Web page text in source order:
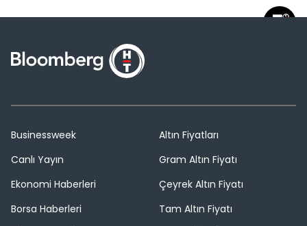
Businessweek
Canlı Yayın
Ekonomi Haberleri
Borsa Haberleri
Altın Fiyatları
Gram Altın Fiyatı
Çeyrek Altın Fiyatı
Tam Altın Fiyatı